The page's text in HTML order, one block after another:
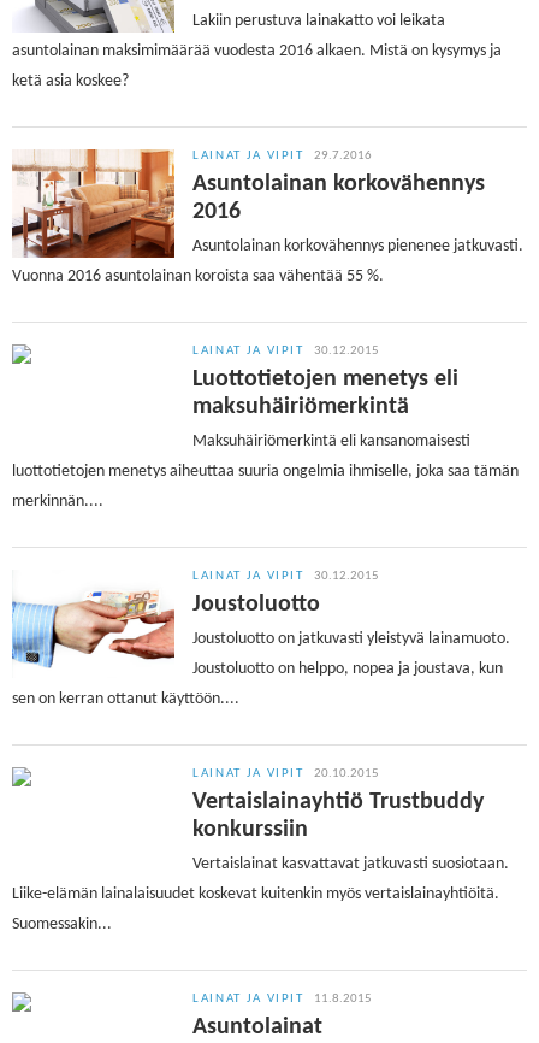
Lakiin perustuva lainakatto voi leikata
asuntolainan maksimimäärää vuodesta 2016 alkaen. Mistä on kysymys ja
ketä asia koskee?
LAINAT JA VIPIT 29.7.2016
Asuntolainan korkovähennys
2016
Asuntolainan korkovähennys pienenee jatkuvasti.
Vuonna 2016 asuntolainan koroista saa vähentää 55 %.
LAINAT JA VIPIT 30.12.2015
Luottotietojen menetys eli
maksuhäiriömerkintä
Maksuhäiriömerkintä eli kansanomaisesti
luottotietojen menetys aiheuttaa suuria ongelmia ihmiselle, joka saa tämän
merkinnän....
LAINAT JA VIPIT 30.12.2015
Joustoluotto
Joustoluotto on jatkuvasti yleistyvä lainamuoto.
Joustoluotto on helppo, nopea ja joustava, kun
sen on kerran ottanut käyttöön....
LAINAT JA VIPIT 20.10.2015
Vertaislainayhtiö Trustbuddy
konkurssiin
Vertaislainat kasvattavat jatkuvasti suosiotaan.
Liike-elämän lainalaisuudet koskevat kuitenkin myös vertaislainayhtiöitä.
Suomessakin...
LAINAT JA VIPIT 11.8.2015
Asuntolainat